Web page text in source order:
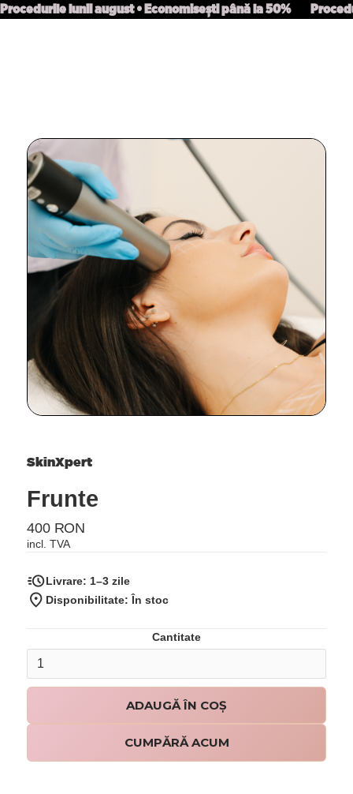
Procedurile lunii august • Economisești până la 50%
SkinXpert
Frunte
400 RON
incl. TVA
Livrare: 1–3 zile
Disponibilitate: În stoc
Cantitate
CUMPĂRĂ ACUM